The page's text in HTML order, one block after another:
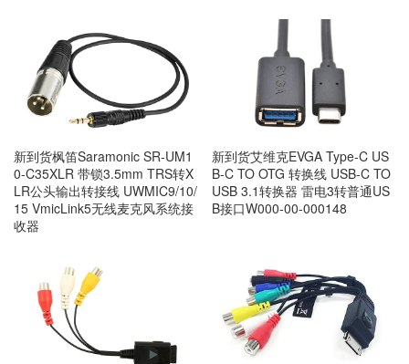
新到货枫笛Saramonic SR-UM1
0-C35XLR 带锁3.5mm TRS转X
LR公头输出转接线 UWMIC9/10/
15 VmicLink5无线麦克风系统接
收器
新到货艾维克EVGA Type-C US
B-C TO OTG 转换线 USB-C TO
USB 3.1转换器 雷电3转普通US
B接口W000-00-000148